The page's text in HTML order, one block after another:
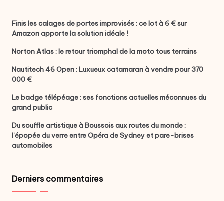
Finis les calages de portes improvisés : ce lot à 6 € sur
Amazon apporte la solution idéale !
Norton Atlas : le retour triomphal de la moto tous terrains
Nautitech 46 Open : Luxueux catamaran à vendre pour 370
000 €
Le badge télépéage : ses fonctions actuelles méconnues du
grand public
Du souffle artistique à Boussois aux routes du monde :
l’épopée du verre entre Opéra de Sydney et pare-brises
automobiles
Derniers commentaires